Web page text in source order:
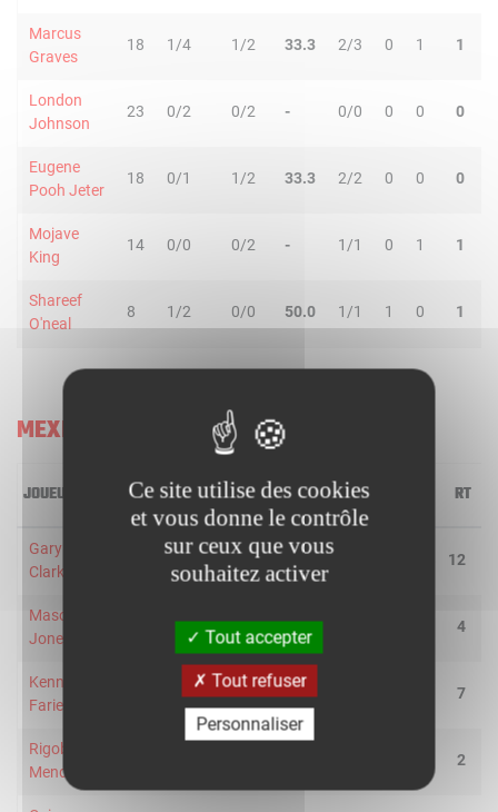
Marcus
Graves
18 1/4 1/2 33.3 2/3 0 1 1
London
Johnson
23 0/2 0/2 - 0/0 0 0 0
Eugene
Pooh Jeter
18 0/1 1/2 33.3 2/2 0 0 0
Mojave
King
14 0/0 0/2 - 1/1 0 1 1
Shareef
O'neal
8 1/2 0/0 50.0 1/1 1 0 1
MEXICO CITY CAPITANES
JOUEUR MIN 2R/2T 3R/3T TR/TT 1R/1T RT
Gary
Clark
4/8 6/12 50.0 3/4 12
Mason
Jones
1/5 2/5 30.0 4
Kenneth
Faried
8/8 1/1 100.0 7
Rigoberto
Mendoza
2
Ce site utilise des cookies
et vous donne le contrôle
sur ceux que vous
souhaitez activer
Tout accepter
Tout refuser
Personnaliser